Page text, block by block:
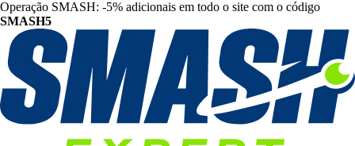
Operação SMASH: -5% adicionais em todo o site com o código
SMASH5